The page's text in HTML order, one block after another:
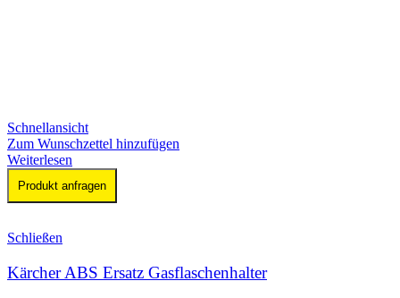
Schnellansicht
Zum Wunschzettel hinzufügen
Weiterlesen
Produkt anfragen
Schließen
Kärcher ABS Ersatz Gasflaschenhalter